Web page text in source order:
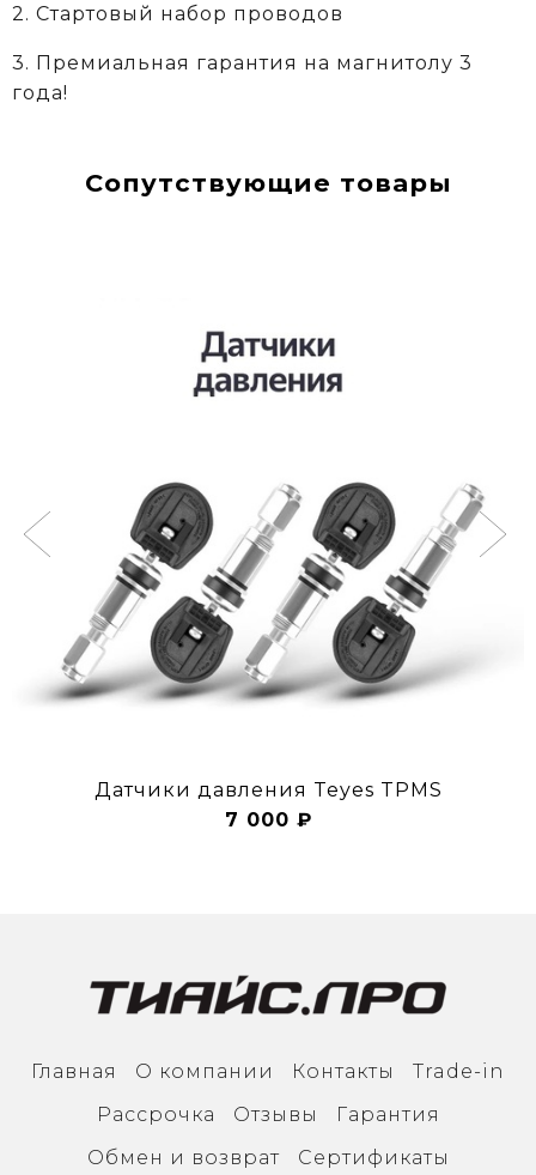
2. Стартовый набор проводов
3. Премиальная гарантия на магнитолу 3
года!
Сопутствующие товары
Датчики давления Teyes TPMS
7 000 ₽
Главная О компании Контакты
Trade-in
Рассрочка
Отзывы
Гарантия
Обмен и возврат
Сертификаты